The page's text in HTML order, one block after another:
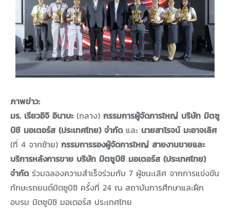
ภาพข่าว:
มร. เรียวอิจิ อินาบะ(กลาง) กรรมการผู้จัดการใหญ่ บริษัท มิตซู
บิชิ มอเตอร์ส (ประเทศไทย) จำกัด และ นายสาโรจน์ มะอาจเลิศ
(ที่ 4 จากซ้าย) กรรมการรองผู้จัดการใหญ่ สายงานขายและ
บริการหลังการขาย บริษัท มิตซูบิชิ มอเตอร์ส (ประเทศไทย)
จำกัด ร่วมฉลองความสำเร็จร่วมกับ 7 ผู้ชนะเลิศ จากการแข่งขัน
ทักษะรถยนต์มิตซูบิชิ ครั้งที่ 24 ณ สถาบันการศึกษาและฝึก
อบรม มิตซูบิชิ มอเตอร์ส ประเทศไทย